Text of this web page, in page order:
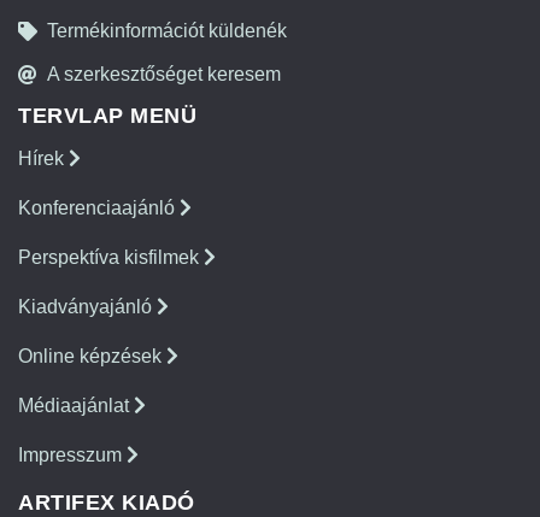
Termékinformációt küldenék
A szerkesztőséget keresem
TERVLAP MENÜ
Hírek
Konferenciaajánló
Perspektíva kisfilmek
Kiadványajánló
Online képzések
Médiaajánlat
Impresszum
ARTIFEX KIADÓ